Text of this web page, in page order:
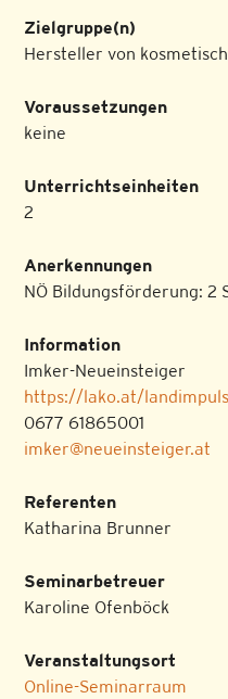
Zielgruppe(n)
Hersteller von
Voraussetzungen
keine
Unterrichtseinheiten
2
Anerkennungen
NÖ Bildungsförderung: 2
Information
Imker-Neueinsteiger
https://lako.at/
0677 61865001
imker@neueinsteiger.at
Referenten
Katharina Brunner
Seminarbetreuer
Karoline Ofenböck
Veranstaltungsort
Online-Seminarraum